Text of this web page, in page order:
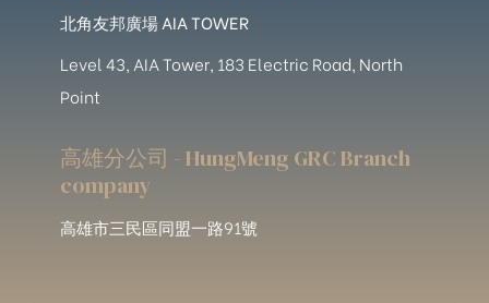
北角友邦廣場 AIA TOWER
Level 43, AIA Tower, 183 Electric Road, North
Point
高雄分公司 - HungMeng GRC Branch
company
高雄市三民區同盟一路91號